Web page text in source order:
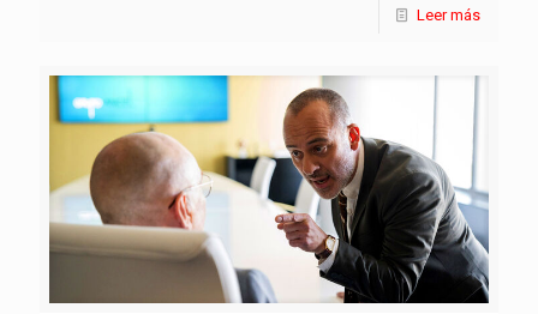
Leer más